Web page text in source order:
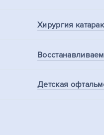
Хирургия
Детская